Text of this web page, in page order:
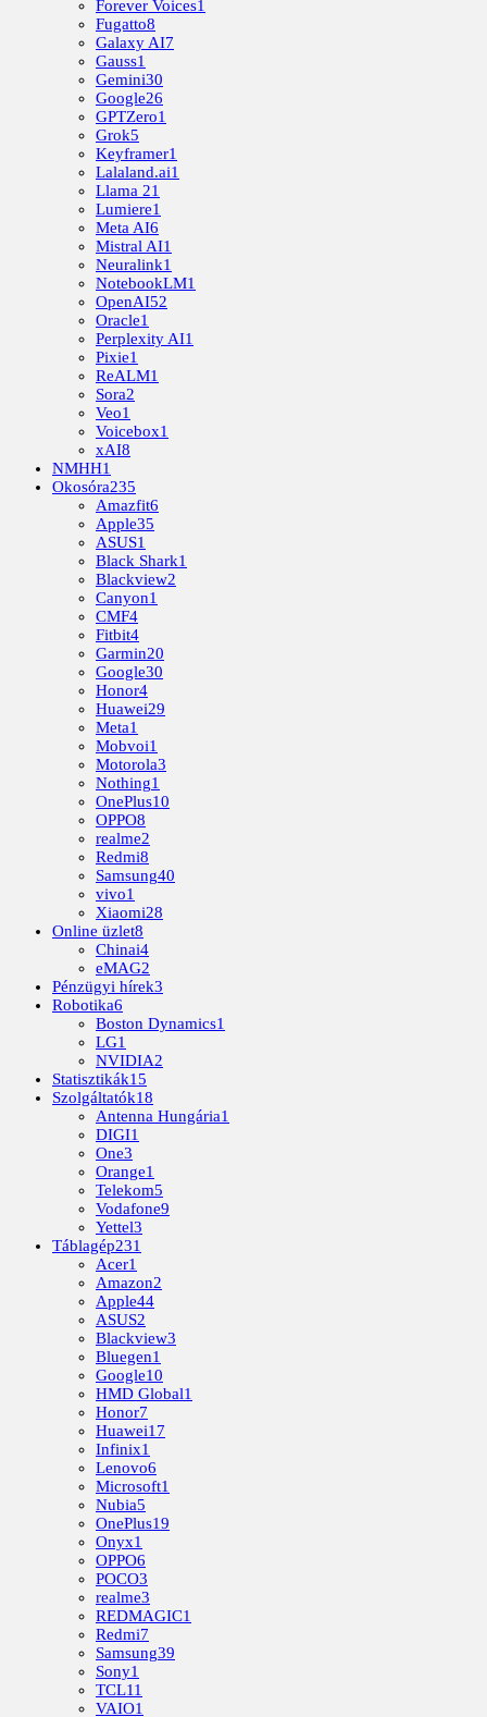
Forever Voices1
Fugatto8
Galaxy AI7
Gauss1
Gemini30
Google26
GPTZero1
Grok5
Keyframer1
Lalaland.ai1
Llama 21
Lumiere1
Meta AI6
Mistral AI1
Neuralink1
NotebookLM1
OpenAI52
Oracle1
Perplexity AI1
Pixie1
ReALM1
Sora2
Veo1
Voicebox1
xAI8
NMHH1
Okosóra235
Amazfit6
Apple35
ASUS1
Black Shark1
Blackview2
Canyon1
CMF4
Fitbit4
Garmin20
Google30
Honor4
Huawei29
Meta1
Mobvoi1
Motorola3
Nothing1
OnePlus10
OPPO8
realme2
Redmi8
Samsung40
vivo1
Xiaomi28
Online üzlet8
Chinai4
eMAG2
Pénzügyi hírek3
Robotika6
Boston Dynamics1
LG1
NVIDIA2
Statisztikák15
Szolgáltatók18
Antenna Hungária1
DIGI1
One3
Orange1
Telekom5
Vodafone9
Yettel3
Táblagép231
Acer1
Amazon2
Apple44
ASUS2
Blackview3
Bluegen1
Google10
HMD Global1
Honor7
Huawei17
Infinix1
Lenovo6
Microsoft1
Nubia5
OnePlus19
Onyx1
OPPO6
POCO3
realme3
REDMAGIC1
Redmi7
Samsung39
Sony1
TCL11
VAIO1